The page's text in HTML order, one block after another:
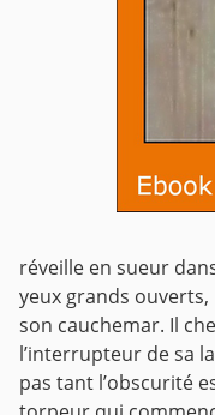
réveille en sueur
yeux grands
son cauchemar. Il
l’interrupteur de sa
pas tant l’obscurité